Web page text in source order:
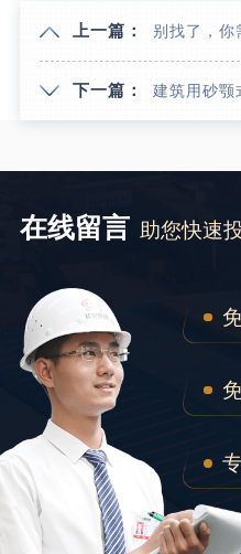
上一篇： 别找了，你需
下一篇： 建筑用砂颚
在线留言 助您快速